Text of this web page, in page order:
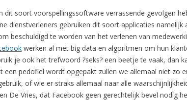
dit soort voorspellingssoftware verrassende gevolgen
dienstverleners gebruiken dit soort applicaties namelijk
beschuldigd te worden van het verlenen van
werken al met big data en algoritmen om hun
je ook het trefwoord ?seks? een beetje te vaak, dan
een pedofiel wordt opgepakt zullen we allemaal niet zo
of wie er straks allemaal naar alle
De Vries, dat Facebook geen gerechtelijk bevel nodig